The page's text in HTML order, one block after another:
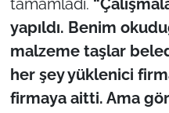
tamamladı.
yapıldı. Benim
malzeme taşlar
her şey yüklenici
firmaya aitti. Ama